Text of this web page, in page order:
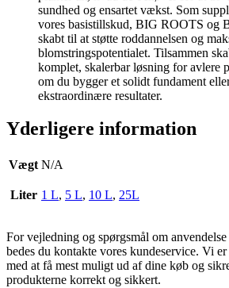
sundhed og ensartet vækst. Som
vores basistillskud, BIG ROOTS og
skabt til at støtte roddannelsen og
blomstringspotentialet. Tilsammen
komplet, skalerbar løsning for avlere
om du bygger et solidt fundament
ekstraordinære resultater.
Yderligere information
Vægt N/A
Liter 1 L, 5 L, 10 L, 25L
For vejledning og spørgsmål om
bedes du kontakte vores kundeservice. Vi
med at få mest muligt ud af dine køb og
produkterne korrekt og sikkert.